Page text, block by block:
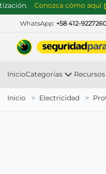
Conozca cómo aquí
WhatsApp: +58 412-
InicioCategorías Recursos
Inicio Electricidad